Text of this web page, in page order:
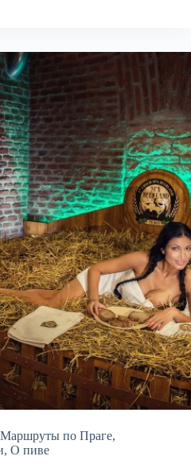
Маршруты по Праге,
, О пиве